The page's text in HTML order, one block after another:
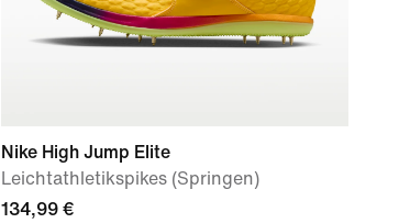
Nike High Jump Elite
Leichtathletikspikes (Springen)
134,99 €